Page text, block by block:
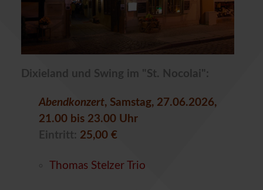
Dixieland und Swing im "St. Nocolai":
Abendkonzert, Samstag, 27.06.2026,
21.00 bis 23.00 Uhr
Eintritt: 25,00 €
Thomas Stelzer Trio